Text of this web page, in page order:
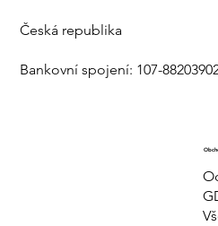
Česká republika
Bankovní spojení: 107-